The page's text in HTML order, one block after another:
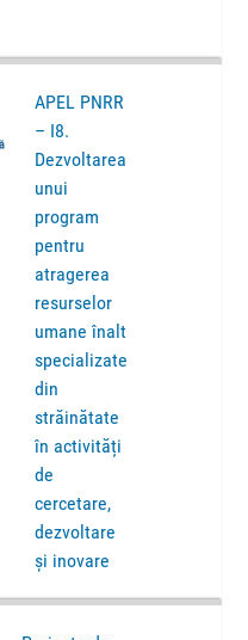
APEL PNRR
– I8.
Dezvoltarea
unui
program
pentru
atragerea
resurselor
umane înalt
specializate
din
străinătate
în activități
de
cercetare,
dezvoltare
și inovare